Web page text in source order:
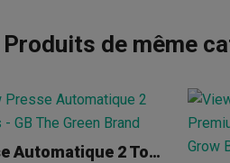
Produits de même
Presse Automatique 2 Tonnes